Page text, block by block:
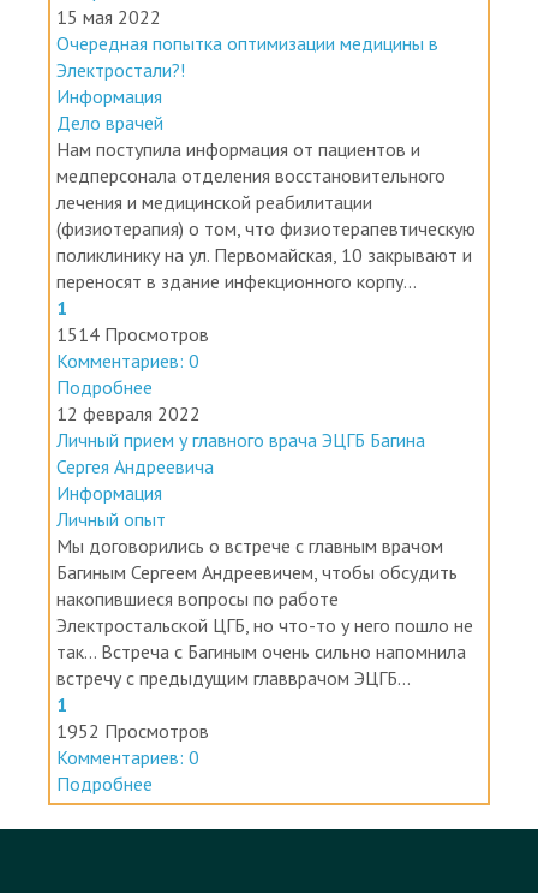
Очередная попытка оптимизации медицины в
Электростали?!
Информация
Дело врачей
Нам поступила информация от пациентов и
медперсонала отделения восстановительного
лечения и медицинской реабилитации
(физиотерапия) о том, что физиотерапевтическую
поликлинику на ул. Первомайская, 10 закрывают и
переносят в здание инфекционного корпу...
1
1514 Просмотров
Комментариев: 0
Подробнее
12 февраля 2022
Личный прием у главного врача ЭЦГБ Багина
Сергея Андреевича
Информация
Личный опыт
Мы договорились о встрече с главным врачом
Багиным Сергеем Андреевичем, чтобы обсудить
накопившиеся вопросы по работе
Электростальской ЦГБ, но что-то у него пошло не
так... Встреча с Багиным очень сильно напомнила
встречу с предыдущим главврачом ЭЦГБ...
1
1952 Просмотров
Комментариев: 0
Подробнее